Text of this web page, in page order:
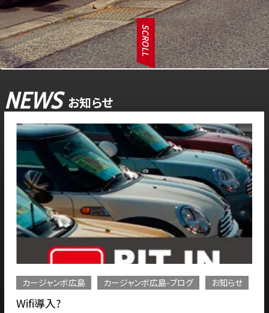
SCROLL
NEWS お知らせ
カージャンボ広島 カージャンボ広島-ブログ お知らせ
Wifi導入?